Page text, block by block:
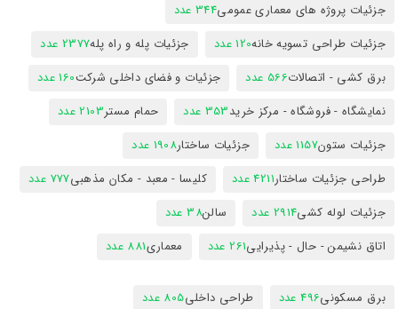
جزئیات پروژه های معماری عمومی344 عدد
جزئیات طراحی تسویه خانه120 عدد جزئیات پله و راه پله2377 عدد
برق کشی - اتصالات566 عدد جزئیات و فضای داخلی شرکت160 عدد
نمایشگاه - فروشگاه - مرکز خرید353 عدد حمام مستر2103 عدد
جزئیات ستون1157 عدد جزئیات ساختار1908 عدد
طراحی جزئیات ساختار4211 عدد کلیسا - معبد - مکان مذهبی777 عدد
جزئیات لوله کشی2914 عدد سالن38 عدد
اتاق نشیمن - حال - پذیرایی261 عدد معماری881 عدد
برق مسکونی496 عدد طراحی داخلی805 عدد